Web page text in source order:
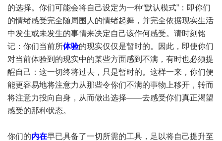
的选择。你们可能会将自己设定为一种“默认模式”：即你们
的情绪感受完全随周围人的情绪起舞，并完全依据现实生活
中发生或未发生的事情来决定自己该作何感受。请时刻铭
记：你们当前所体验的现实仅仅是暂时的。因此，即使你们
对当前体验到的现实中的某些方面感到不满，有时也必须提
醒自己：这一切终将过去，只是暂时的。这样一来，你们便
能更容易地将注意力从那些令你们不满的事物上移开，转而
将注意力投向自身，从而做出选择——去感受你们真正渴望
感受的那种状态。
你们的内在早已具备了一切所需的工具，足以将自己提升至